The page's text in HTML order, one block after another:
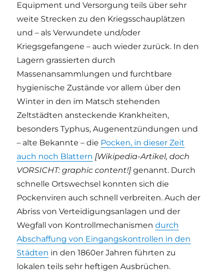
Equipment und Versorgung teils über sehr
weite Strecken zu den Kriegsschauplätzen
und – als Verwundete und/oder
Kriegsgefangene – auch wieder zurück. In den
Lagern grassierten durch
Massenansammlungen und furchtbare
hygienische Zustände vor allem über den
Winter in den im Matsch stehenden
Zeltstädten ansteckende Krankheiten,
besonders Typhus, Augenentzündungen und
– alte Bekannte – die Pocken, in dieser Zeit
auch noch Blattern [Wikipedia-Artikel, doch
VORSICHT: graphic content!] genannt. Durch
schnelle Ortswechsel konnten sich die
Pockenviren auch schnell verbreiten. Auch der
Abriss von Verteidigungsanlagen und der
Wegfall von Kontrollmechanismendurch
Abschaffung von Eingangskontrollen in den
Städten in den 1860er Jahren führten zu
lokalen teils sehr heftigen Ausbrüchen.